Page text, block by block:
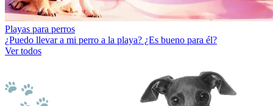
Playas para perros
¿Puedo llevar a mi perro a la playa? ¿Es bueno para él?
Ver todos